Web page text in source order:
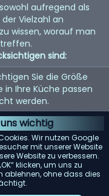
wichtig
Wir nutzen Google
mit unserer Website
Website zu verbessern.
klicken, um uns zu
ablehnen, ohne dass dies
aufregend als
Vielzahl an
wissen, worauf man
sind:
Sie die Größe
in Ihre Küche passen
werden.
Geräte sparen nicht
sind auch
Sie nach Geräten mit
und Funktionen.
zu reinigen sein.